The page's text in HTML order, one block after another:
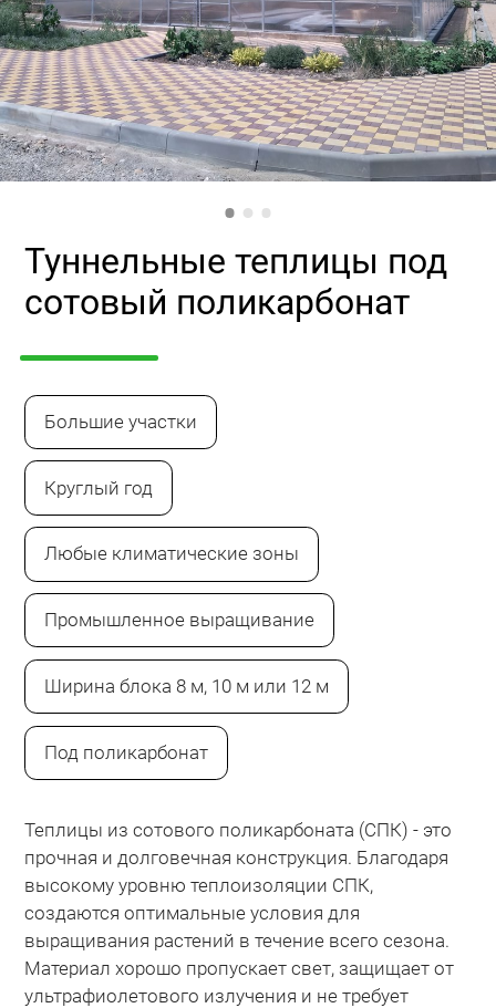
Туннельные теплицы под
сотовый поликарбонат
Большие участки
Круглый год
Любые климатические зоны
Промышленное выращивание
Ширина блока 8 м, 10 м или 12 м
Под поликарбонат
Теплицы из сотового поликарбоната (СПК) - это
прочная и долговечная конструкция. Благодаря
высокому уровню теплоизоляции СПК,
создаются оптимальные условия для
выращивания растений в течение всего сезона.
Материал хорошо пропускает свет, защищает от
ультрафиолетового излучения и не требует